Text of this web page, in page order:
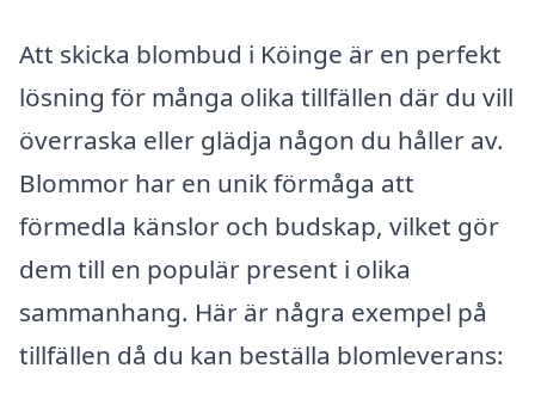
Att skicka blombud i Köinge är en perfekt
lösning för många olika tillfällen där du vill
överraska eller glädja någon du håller av.
Blommor har en unik förmåga att
förmedla känslor och budskap, vilket gör
dem till en populär present i olika
sammanhang. Här är några exempel på
tillfällen då du kan beställa blomleverans: